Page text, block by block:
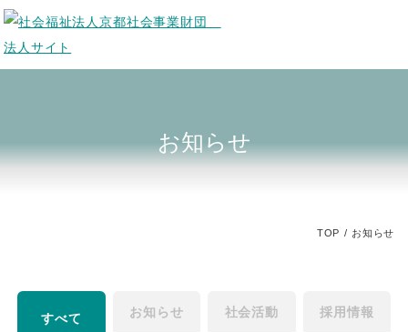
お知らせ
TOP お知らせ
すべて お知らせ 社会活動 採用情報